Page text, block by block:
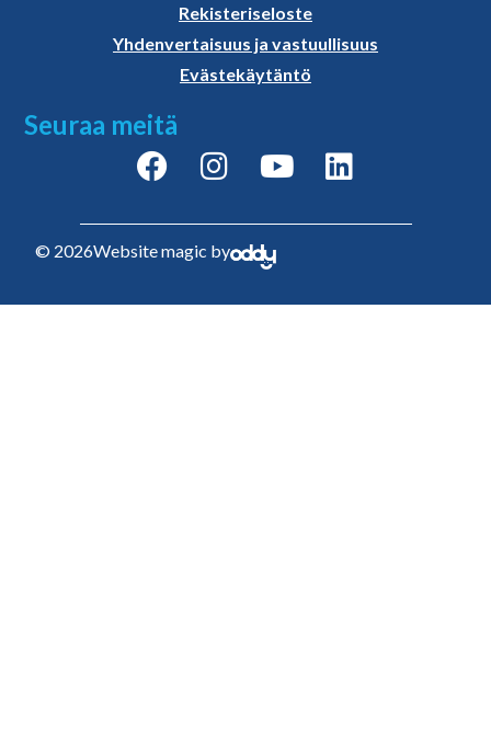
Rekisteriseloste
Yhdenvertaisuus ja vastuullisuus
Evästekäytäntö
Seuraa meitä
© 2026Website magic by